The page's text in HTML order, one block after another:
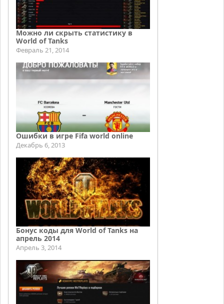
Можно ли скрыть статистику в
World of Tanks
Февраль 21, 2014
Ошибки в игре Fifa world online
Декабрь 6, 2013
Бонус коды для World of Tanks на
апрель 2014
Апрель 3, 2014